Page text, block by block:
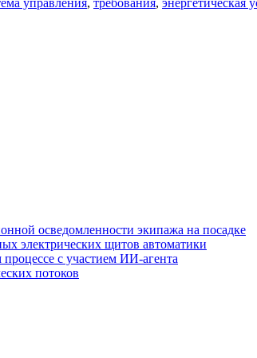
управления, требования, энергетическая
осведомленности экипажа на посадке
электрических щитов автоматики
с участием ИИ-агента
потоков